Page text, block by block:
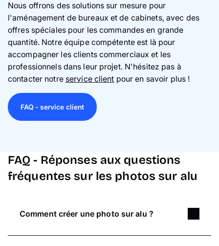
Nous offrons des solutions sur mesure pour
l'aménagement de bureaux et de cabinets, avec des
offres spéciales pour les commandes en grande
quantité. Notre équipe compétente est là pour
accompagner les clients commerciaux et les
professionnels dans leur projet. N'hésitez pas à
contacter notre service client pour en savoir plus !
FAQ - service client
FAQ - Réponses aux questions
fréquentes sur les photos sur alu
Comment créer une photo sur alu ?
Vous pouvez créer votre tableau Alu directement